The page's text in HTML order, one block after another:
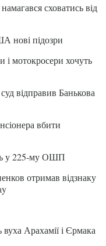
сховатись від
нові підозри
і мотокросери хочуть
відправив Банькова
вбити
у 225-му ОШП
отримав відзнаку
Арахамії і Єрмака